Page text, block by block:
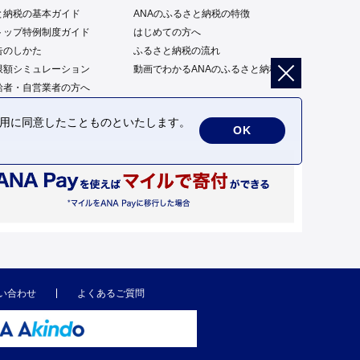
納税の基本ガイド
ANAのふるさと納税の特徴
ップ特例制度ガイド
はじめての方へ
のしかた
ふるさと納税の流れ
額シミュレーション
動画でわかるANAのふるさと納税
者・自営業者の方へ
合わせ よくあるご質問
同意したことものといたします。
OK